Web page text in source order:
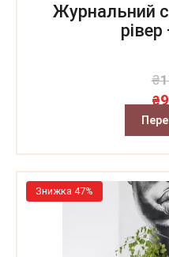
Журнальний
рівер
₴
₴
Знижка 47%